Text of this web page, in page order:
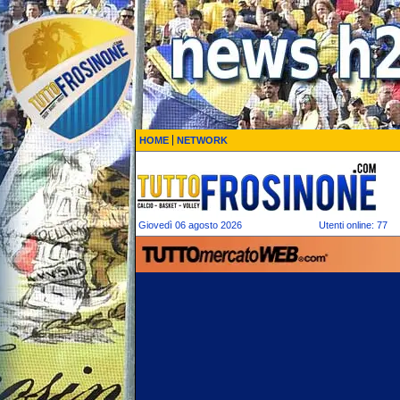
HOME NETWORK
Giovedì 06 agosto 2026 Utenti online: 77